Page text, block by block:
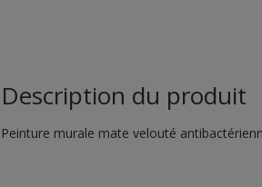
Description du produit
Peinture murale mate velouté